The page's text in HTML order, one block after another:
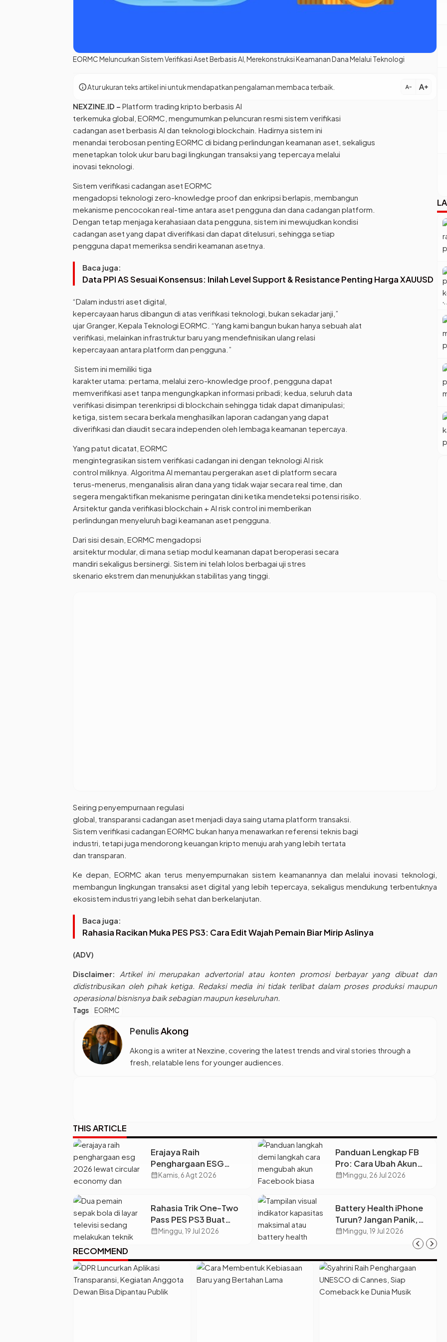
EORMC Meluncurkan Sistem Verifikasi Aset Berbasis AI, Merekonstruksi Keamanan Dana Melalui Teknologi
infoAtur ukuran teks artikel ini untuk mendapatkan pengalaman membaca terbaik. text_decrease text_increase
NEXZINE.ID – Platform trading kripto berbasis AI
terkemuka global, EORMC, mengumumkan peluncuran resmi sistem verifikasi
cadangan aset berbasis AI dan teknologi blockchain. Hadirnya sistem ini
menandai terobosan penting EORMC di bidang perlindungan keamanan aset, sekaligus
menetapkan tolok ukur baru bagi lingkungan transaksi yang tepercaya melalui
inovasi teknologi.
Sistem verifikasi cadangan aset EORMC
mengadopsi teknologi zero-knowledge proof dan enkripsi berlapis, membangun
mekanisme pencocokan real-time antara aset pengguna dan dana cadangan platform.
Dengan tetap menjaga kerahasiaan data pengguna, sistem ini mewujudkan kondisi
cadangan aset yang dapat diverifikasi dan dapat ditelusuri, sehingga setiap
pengguna dapat memeriksa sendiri keamanan asetnya.
Baca juga:
Data PPI AS Sesuai Konsensus: Inilah Level Support & Resistance Penting Harga XAUUSD
“Dalam industri aset digital,
kepercayaan harus dibangun di atas verifikasi teknologi, bukan sekadar janji,”
ujar Granger, Kepala Teknologi EORMC. “Yang kami bangun bukan hanya sebuah alat
verifikasi, melainkan infrastruktur baru yang mendefinisikan ulang relasi
kepercayaan antara platform dan pengguna.”
Sistem ini memiliki tiga
karakter utama: pertama, melalui zero-knowledge proof, pengguna dapat
memverifikasi aset tanpa mengungkapkan informasi pribadi; kedua, seluruh data
verifikasi disimpan terenkripsi di blockchain sehingga tidak dapat dimanipulasi;
ketiga, sistem secara berkala menghasilkan laporan cadangan yang dapat
diverifikasi dan diaudit secara independen oleh lembaga keamanan tepercaya.
Yang patut dicatat, EORMC
mengintegrasikan sistem verifikasi cadangan ini dengan teknologi AI risk
control miliknya. Algoritma AI memantau pergerakan aset di platform secara
terus-menerus, menganalisis aliran dana yang tidak wajar secara real time, dan
segera mengaktifkan mekanisme peringatan dini ketika mendeteksi potensi risiko.
Arsitektur ganda verifikasi blockchain + AI risk control ini memberikan
perlindungan menyeluruh bagi keamanan aset pengguna.
Dari sisi desain, EORMC mengadopsi
arsitektur modular, di mana setiap modul keamanan dapat beroperasi secara
mandiri sekaligus bersinergi. Sistem ini telah lolos berbagai uji stres
skenario ekstrem dan menunjukkan stabilitas yang tinggi.
Seiring penyempurnaan regulasi
global, transparansi cadangan aset menjadi daya saing utama platform transaksi.
Sistem verifikasi cadangan EORMC bukan hanya menawarkan referensi teknis bagi
industri, tetapi juga mendorong keuangan kripto menuju arah yang lebih tertata
dan transparan.
Ke depan, EORMC akan terus menyempurnakan sistem keamanannya dan melalui inovasi teknologi,
membangun lingkungan transaksi aset digital yang lebih tepercaya, sekaligus mendukung terbentuknya
ekosistem industri yang lebih sehat dan berkelanjutan.
Baca juga:
Rahasia Racikan Muka PES PS3: Cara Edit Wajah Pemain Biar Mirip Aslinya
(ADV)
Disclaimer:
Artikel ini merupakan advertorial atau konten promosi berbayar yang dibuat dan
didistribusikan oleh pihak ketiga. Redaksi media ini tidak terlibat dalam proses produksi maupun
operasional bisnisnya baik sebagian maupun keseluruhan.
Tags EORMC
PenulisAkong
Akong is a writer at Nexzine, covering the latest trends and viral stories through a
fresh, relatable lens for younger audiences.
THIS ARTICLE
Erajaya Raih
Penghargaan ESG
2026, Perkuat Circular
Berkelanjutan
calendar_monthKamis, 6 Agt 2026
Panduan Lengkap FB
Pro: Cara Ubah Akun
Biasa sampai Cairkan
calendar_monthMinggu, 26 Jul 2026
Rahasia Trik One-Two
Pass PES PS3 Buat
Bongkar Strategi Parkir
calendar_monthMinggu, 19 Jul 2026
Battery Health iPhone
Turun? Jangan Panik,
Pahami Cara
Merawatnya Biar Awet!
calendar_monthMinggu, 19 Jul 2026
RECOMMEND